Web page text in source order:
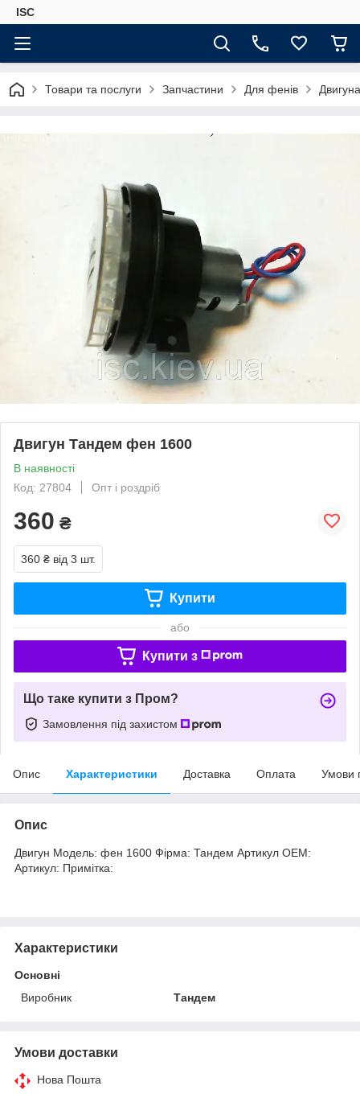
ISC
Товари та послуги Запчастини Для фенів Двигуна
Двигун Тандем фен 1600
В наявності
Код: 27804
Опт і роздріб
360 ₴
360 ₴ від 3 шт.
Купити
або
Купити з
Що таке купити з Пром?
Замовлення під захистом
Опис Характеристики Доставка Оплата Умови
Опис
Двигун Модель: фен 1600 Фірма: Тандем Артикул OEM:
Артикул: Примітка:
Характеристики
Основні
Виробник
Тандем
Умови доставки
Нова Пошта